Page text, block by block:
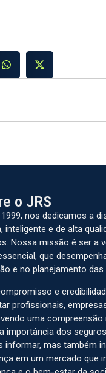
o JRS
1999, nos dedicamos a
inteligente e de alta
Nossa missão é ser a
que
e no planejamento
e
profissionais,
uma compreensão
importância dos
informar, mas também
em um mercado que